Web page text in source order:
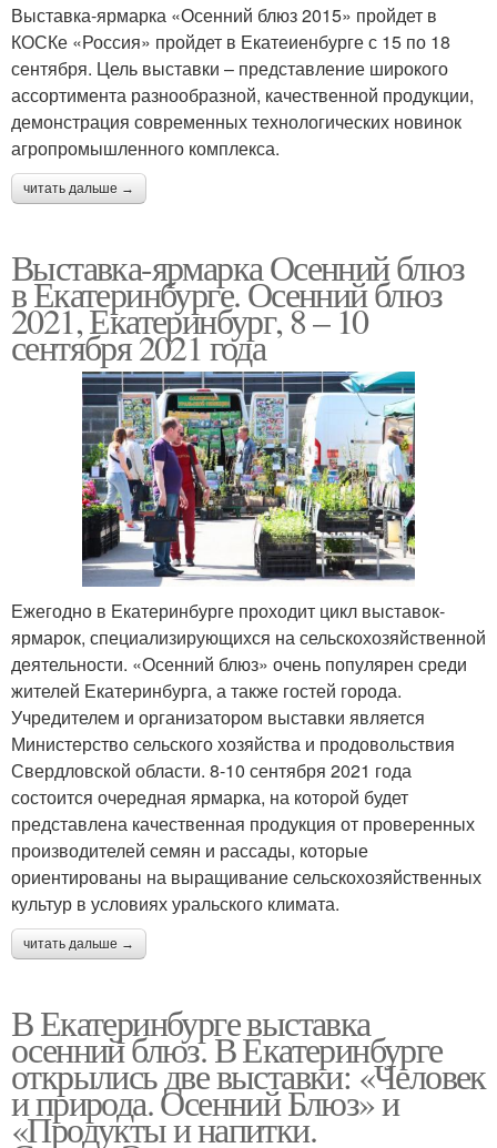
Выставка-ярмарка «Осенний блюз 2015» пройдет в
КОСКе «Россия» пройдет в Екатеиенбурге с 15 по 18
сентября. Цель выставки – представление широкого
ассортимента разнообразной, качественной продукции,
демонстрация современных технологических новинок
агропромышленного комплекса.
читать дальше →
Выставка-ярмарка Осенний блюз
в Екатеринбурге. Осенний блюз
2021, Екатеринбург, 8 – 10
сентября 2021 года
Ежегодно в Екатеринбурге проходит цикл выставок-
ярмарок, специализирующихся на сельскохозяйственной
деятельности. «Осенний блюз» очень популярен среди
жителей Екатеринбурга, а также гостей города.
Учредителем и организатором выставки является
Министерство сельского хозяйства и продовольствия
Свердловской области. 8-10 сентября 2021 года
состоится очередная ярмарка, на которой будет
представлена качественная продукция от проверенных
производителей семян и рассады, которые
ориентированы на выращивание сельскохозяйственных
культур в условиях уральского климата.
читать дальше →
В Екатеринбурге выставка
осенний блюз. В Екатеринбурге
открылись две выставки: «Человек
и природа. Осенний Блюз» и
«Продукты и напитки.